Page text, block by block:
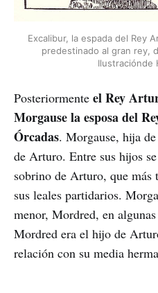
Excalibur, la espada del Rey
predestinado al gran rey,
Ilustraciónde
Posteriormente el Rey
Morgause la esposa del
Órcadas. Morgause, hija
de Arturo. Entre sus hijos
sobrino de Arturo, que más
sus leales partidarios.
menor, Mordred, en
Mordred era el hijo de
relación con su media